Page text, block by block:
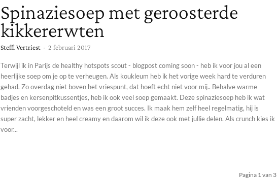
Spinaziesoep met geroosterde
kikkererwten
Steffi Vertriest - 2 februari 2017
Terwijl ik in Parijs de healthy hotspots scout - blogpost coming soon - heb ik voor jou al een
heerlijke soep om je op te verheugen. Als koukleum heb ik het vorige week hard te verduren
gehad. Zo overdag niet boven het vriespunt, dat hoeft echt niet voor mij.. Behalve warme
badjes en kersenpitkussentjes, heb ik ook veel soep gemaakt. Deze spinaziesoep heb ik wat
vrienden voorgeschoteld en was een groot succes. Ik maak hem zelf heel regelmatig, hij is
super zacht, lekker en heel creamy en daarom wil ik deze ook met jullie delen. Als crunch kies ik
voor...
Pagina 1 van 3